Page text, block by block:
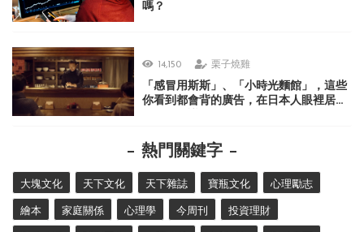
嗎？
14,150 栗子燒雞
「感冒用斯斯」、「小時光麵館」，這些
你看到都會背的廣告，在日本人眼裡居然
熱門關鍵字
大塊文化 天下文化 天下雜誌 寶瓶文化 心理勵志
繪本 家庭關係 心理學 今周刊 投資理財